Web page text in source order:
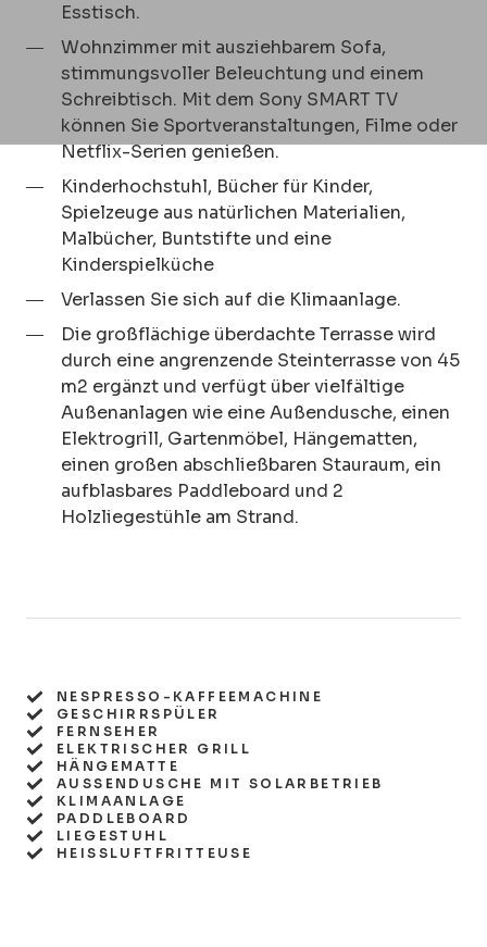
Esstisch.
Wohnzimmer mit ausziehbarem Sofa,
stimmungsvoller Beleuchtung und einem
Schreibtisch. Mit dem Sony SMART TV
können Sie Sportveranstaltungen, Filme oder
Netflix-Serien genießen.
Kinderhochstuhl, Bücher für Kinder,
Spielzeuge aus natürlichen Materialien,
Malbücher, Buntstifte und eine
Kinderspielküche
Verlassen Sie sich auf die Klimaanlage.
Die großflächige überdachte Terrasse wird
durch eine angrenzende Steinterrasse von 45
m2 ergänzt und verfügt über vielfältige
Außenanlagen wie eine Außendusche, einen
Elektrogrill, Gartenmöbel, Hängematten,
einen großen abschließbaren Stauraum, ein
aufblasbares Paddleboard und 2
Holzliegestühle am Strand.
NESPRESSO-KAFFEEMACHINE
GESCHIRRSPÜLER
FERNSEHER
ELEKTRISCHER GRILL
HÄNGEMATTE
AUSSENDUSCHE MIT SOLARBETRIEB
KLIMAANLAGE
PADDLEBOARD
LIEGESTUHL
HEISSLUFTFRITTEUSE